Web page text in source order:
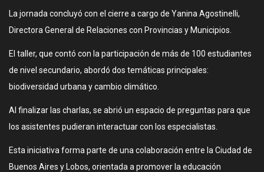
La jornada concluyó con el cierre a cargo de Yanina Agostinelli,
Directora General de Relaciones con Provincias y Municipios.
El taller, que contó con la participación de más de 100 estudiantes
de nivel secundario, abordó dos temáticas principales:
biodiversidad urbana y cambio climático.
Al finalizar las charlas, se abrió un espacio de preguntas para que
los asistentes pudieran interactuar con los especialistas.
Esta iniciativa forma parte de una colaboración entre la Ciudad de
Buenos Aires y Lobos, orientada a promover la educación